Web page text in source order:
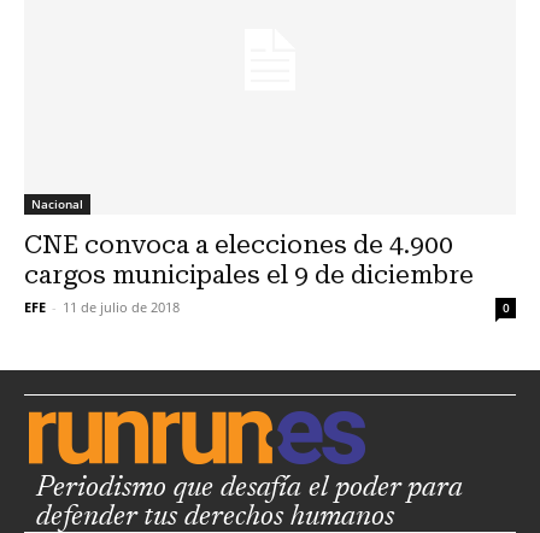
Nacional
CNE convoca a elecciones de 4.900
cargos municipales el 9 de diciembre
EFE - 11 de julio de 2018 0
Periodismo que desafía el poder para
defender tus derechos humanos